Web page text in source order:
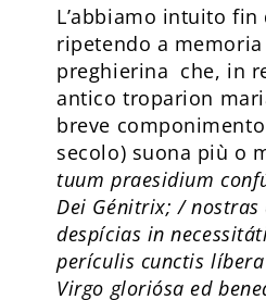
L’abbiamo intuito
ripetendo a
preghierina che, in
antico troparion
breve
secolo) suona più o
tuum praesidium
Dei Génitrix; / nostras
despícias in
perículis cunctis
Virgo gloriósa ed